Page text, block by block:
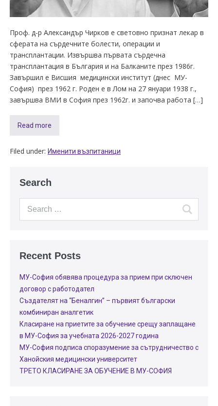
Проф. д-р Александър Чирков е световно признат лекар в
сферата на сърдечните болести, операции и
трансплантации. Извършва първата сърдечна
трансплантация в България и на Балканите през 1986г.
Завършил е Висшия медицински институт (днес МУ-
София) през 1962 г. Роден е в Лом на 27 януари 1938 г.,
завършва ВМИ в София през 1962г. и започва работа […]
Read more
Filed under: Именити възпитаници
Search
Recent Posts
МУ-София обявява процедура за прием при сключен
договор с работодател
Създателят на “Беналгин” – първият български
комбиниран аналгетик
Класиране на приетите за обучение срещу заплащане
в МУ-София за учебната 2026-2027 година
МУ-София подписа споразумение за сътрудничество с
Ханойския медицински университет
ТРЕТО КЛАСИРАНЕ ЗА ОБУЧЕНИЕ В МУ-СОФИЯ